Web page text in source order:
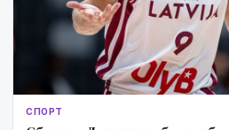
СПОРТ